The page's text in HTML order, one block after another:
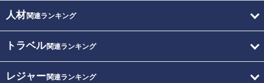
人材関連ランキング
トラベル関連ランキング
レジャー関連ランキング